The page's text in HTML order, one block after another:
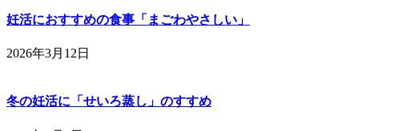
妊活におすすめの食事「まごわやさしい」
2026年3月12日
冬の妊活に「せいろ蒸し」のすすめ